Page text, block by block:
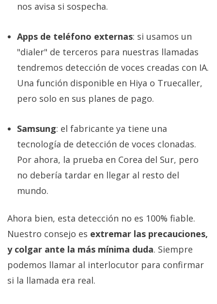
nos avisa si sospecha.
Apps de teléfono externas: si usamos un
"dialer" de terceros para nuestras llamadas
tendremos detección de voces creadas con IA.
Una función disponible en Hiya o Truecaller,
pero solo en sus planes de pago.
Samsung: el fabricante ya tiene una
tecnología de detección de voces clonadas.
Por ahora, la prueba en Corea del Sur, pero
no debería tardar en llegar al resto del
mundo.
Ahora bien, esta detección no es 100% fiable.
Nuestro consejo es extremar las precauciones,
y colgar ante la más mínima duda. Siempre
podemos llamar al interlocutor para confirmar
si la llamada era real.